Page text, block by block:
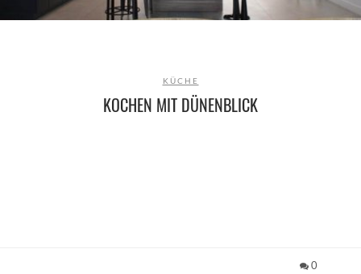
KÜCHE
KOCHEN MIT DÜNENBLICK
0